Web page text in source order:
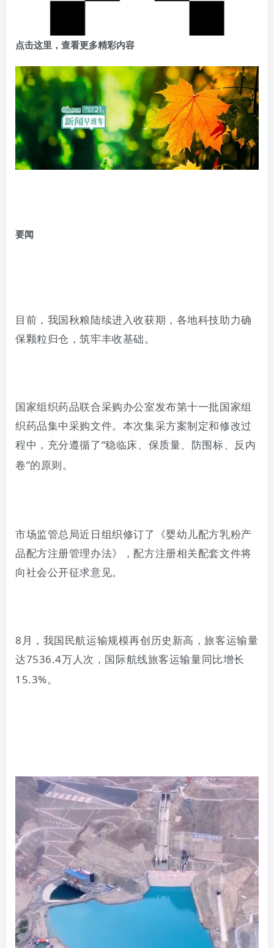
点击这里，查看更多精彩内容
要闻
目前，我国秋粮陆续进入收获期，各地科技助力确
保颗粒归仓，筑牢丰收基础。
国家组织药品联合采购办公室发布第十一批国家组
织药品集中采购文件。本次集采方案制定和修改过
程中，充分遵循了“稳临床、保质量、防围标、反内
卷”的原则。
市场监管总局近日组织修订了《婴幼儿配方乳粉产
品配方注册管理办法》，配方注册相关配套文件将
向社会公开征求意见。
8 月，我国民航运输规模再创历史新高，旅客运输量
达7536.4万人次，国际航线旅客运输量同比增长
15.3%。